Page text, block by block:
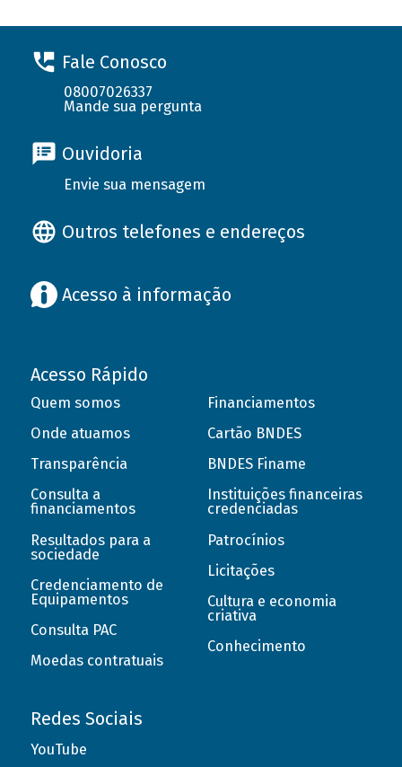
Fale Conosco
08007026337
Mande sua pergunta
Ouvidoria
Envie sua mensagem
Outros telefones e endereços
Acesso à informação
Acesso Rápido
Quem somos
Onde atuamos
Transparência
Consulta a
financiamentos
Resultados para a
sociedade
Credenciamento de
Equipamentos
Consulta PAC
Moedas contratuais
Financiamentos
Cartão BNDES
BNDES Finame
Instituições financeiras
credenciadas
Patrocínios
Licitações
Cultura e economia
criativa
Conhecimento
Redes Sociais
YouTube